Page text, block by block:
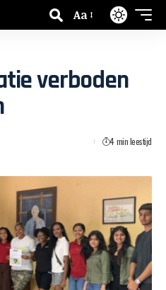
Aa
verboden
4 min leestijd